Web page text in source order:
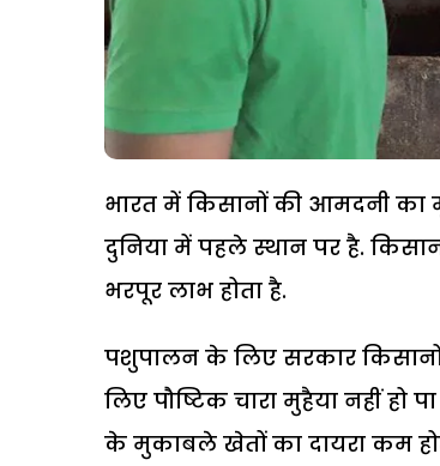
भारत में किसानों की आमदनी का
दुनिया में पहले स्थान पर है.
भरपूर लाभ होता है.
पशुपालन के लिए सरकार
लिए पौष्टिक चारा मुहैया नहीं
के मुकाबले खेतों का दायरा कम